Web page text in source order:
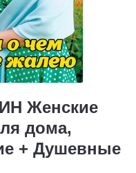
Женские
дома,
+ Душевные